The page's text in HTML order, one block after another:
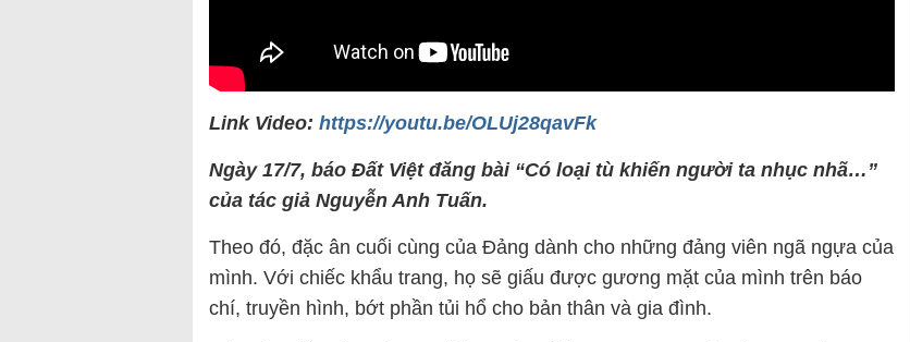
Link Video: https://youtu.be/OLUj28qavFk
Ngày 17/7, báo Đất Việt đăng bài “Có loại tù khiến người ta nhục nhã…”
của tác giả Nguyễn Anh Tuấn.
Theo đó, đặc ân cuối cùng của Đảng dành cho những đảng viên ngã ngựa của
mình. Với chiếc khẩu trang, họ sẽ giấu được gương mặt của mình trên báo
chí, truyền hình, bớt phần tủi hổ cho bản thân và gia đình.